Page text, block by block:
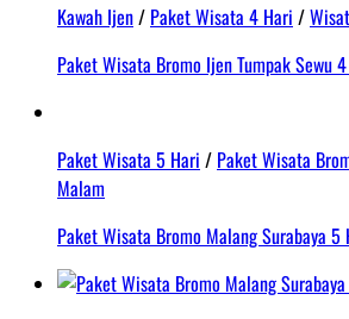
Kawah Ijen/ Paket Wisata 4 Hari /
Paket Wisata Bromo Ijen Tumpak Sewu
Paket Wisata 5 Hari / Paket Wisata
Malam
Paket Wisata Bromo Malang Surabaya